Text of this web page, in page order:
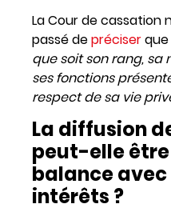
La Cour de cassation
passé depréciserque
que soit son rang, sa
ses fonctions
respect de sa vie
La diffusion
peut-elle être
balance avec
intérêts ?